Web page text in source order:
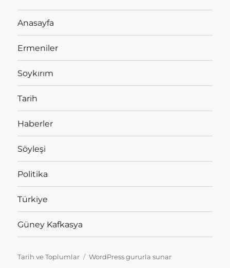
Anasayfa
Ermeniler
Soykırım
Tarih
Haberler
Söyleşi
Politika
Türkiye
Güney Kafkasya
Tarih ve Toplumlar WordPress gururla sunar